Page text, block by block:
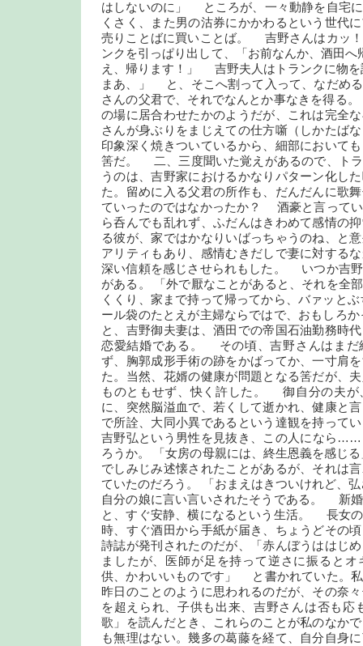
はしないのに」 ところが、一々動静を自宅
くさく、また男の沽券にかかわるという世代
売りことばに買いことば。 吉野さんはカッ
ンクを引っぱり出して、「お前なんか、酒田
え、帰ります！」 吉野夫人はトランクに物を
まあ、」 と、そこへ割って入って、なだめ
さんの父君で、それでなんとか事なきを得る
の場に居合わせたかのようだが、これは完全
さんが身ぶりをまじえての仕方噺（しかたば
印象深く焼きついているから、細部において
筈だ。 二、三度聞いた覚えがあるので、ト
うのは、吉野家におけるかなりパターン化し
た。留めに入る父君の所作も、だんだんに歌
ていったのではなかったか？ 酒豪と言って
ら呑んでも乱れず、ふだんはきわめて感情の
る彼が、家ではかなりいばっちゃうのね、と
アリティもあり、感情むきだしで妻に対する
深い信頼を感じさせられもした。 いつか吉
がある。 「外で厭なことがあると、それを全
くくり、家まで持って帰ってから、バァッと
ール袋のたとえが主婦ならではで、おもしろ
と、吉野御夫妻は、酒田での帝国石油勤務時
恋愛結婚である。 その頃、吉野さんはまだ
ず、胸郭成形手術の跡をかばってか、一寸肩
た。当然、花婿の健康が問題となる筈だが、
ものともせず、快く許した。 御自分の夫が
に、突然脳溢血で、若くして逝かれ、健康と
で所詮、大同小異であるという達観を持って
吉野弘という男性を見抜き、この人になら
ろうか。 「女房の母親には、終生恩義を感じ
でしみじみ述懐されたことがあるが、それは
ていたのだろう。 「おまえはきついけれど、
自分の娘に言い言いされたそうである。 新
と、すぐ安静、横になるという生活。 長女
時、すぐ酒田から手紙が届き、ちょうどその
詩誌が発刊されたのだが、「赤んぼうははじ
ましたが、医師が足を持って逆さに振ると
供、かわいいものです」 と書かれていた。
昨日のことのように思われるのだが、その奈
を超えられ、子供も出来、吉野さんは否も応
歌」を読んだとき、これらのことが私のなか
も無理はない。幾多の葛藤を経て、自分自身